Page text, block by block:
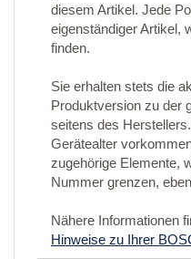
diesem Artikel. Jede
eigenständiger Artikel,
finden.
Sie erhalten stets die
Produktversion zu der
seitens des
Gerätealter
zugehörige Elemente,
Nummer grenzen,
Nähere Informationen
Hinweise zu Ihrer